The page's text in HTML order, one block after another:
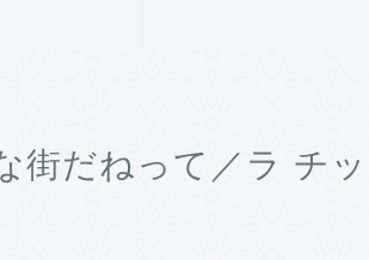
街だねって／ラ チ